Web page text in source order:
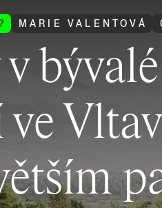
MARIE VALENTOVÁ